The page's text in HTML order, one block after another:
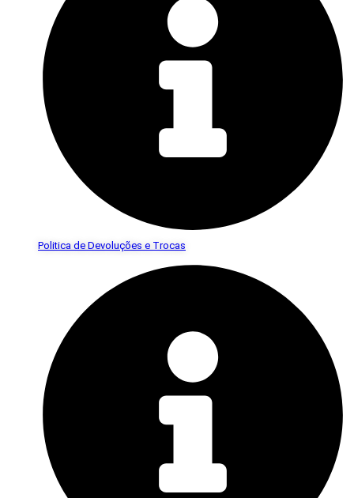
Politica de Devoluções e Trocas